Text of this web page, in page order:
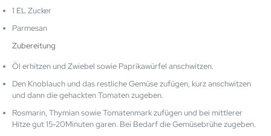
1 EL Zucker
Parmesan
Zubereitung
Öl erhitzen und Zwiebel sowie Paprikawürfel anschwitzen.
Den Knoblauch und das restliche Gemüse zufügen, kurz anschwitzen
und dann die gehackten Tomaten zugeben.
Rosmarin, Thymian sowie Tomatenmark zufügen und bei mittlerer
Hitze gut 15-20Minuten garen. Bei Bedarf die Gemüsebrühe zugeben.